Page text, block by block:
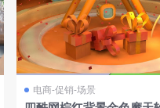
电商-促销-场景